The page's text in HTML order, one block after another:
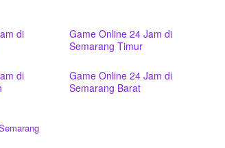
di
Game Online 24 Jam di
Semarang Timur
di
Game Online 24 Jam di
Semarang Barat